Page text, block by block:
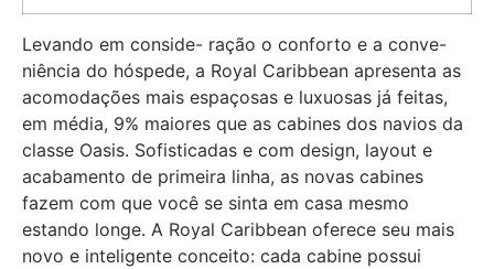
Levando em conside- ração o conforto e a conve-
niência do hóspede, a Royal Caribbean apresenta as
acomodações mais espaçosas e luxuosas já feitas,
em média, 9% maiores que as cabines dos navios da
classe Oasis. Sofisticadas e com design, layout e
acabamento de primeira linha, as novas cabines
fazem com que você se sinta em casa mesmo
estando longe. A Royal Caribbean oferece seu mais
novo e inteligente conceito: cada cabine possui